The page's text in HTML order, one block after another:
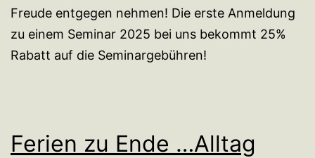
Freude entgegen nehmen! Die erste Anmeldung
zu einem Seminar 2025 bei uns bekommt 25%
Rabatt auf die Seminargebühren!
Ferien zu Ende …Alltag